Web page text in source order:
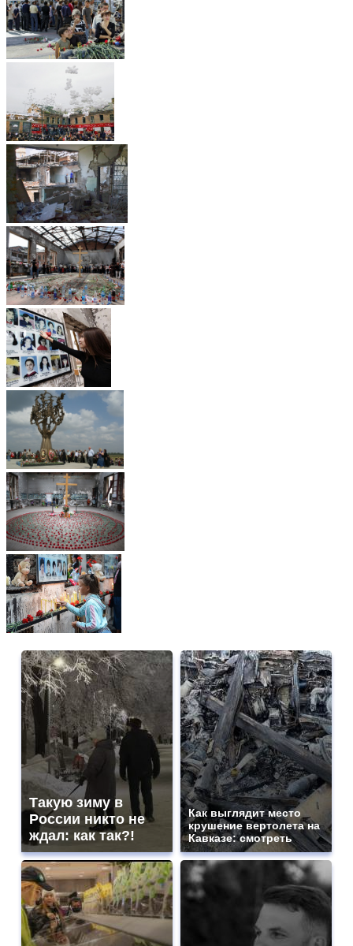
Такую зиму в
России никто не
ждал: как так?!
Как выглядит место
крушение вертолета на
Кавказе: смотреть